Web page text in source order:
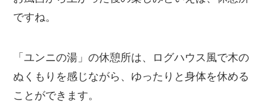
ですね。
「ユンニの湯」の休憩所は、ログハウス風で木の
ぬくもりを感じながら、ゆったりと身体を休める
ことができます。